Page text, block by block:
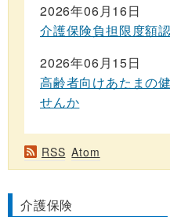
2026年06月16日
介護保険負担限度額
2026年06月15日
高齢者向けあたまの
せんか
RSS Atom
介護保険